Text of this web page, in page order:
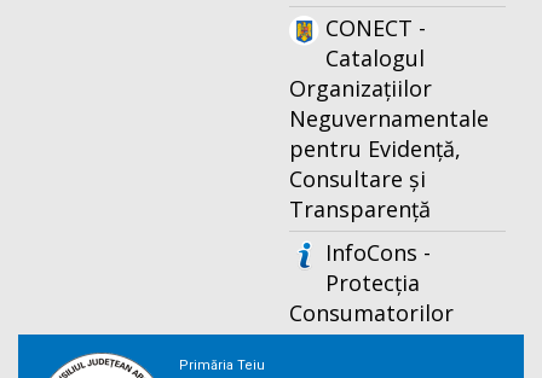
CONECT -
Catalogul
Organizațiilor
Neguvernamentale
pentru Evidență,
Consultare și
Transparență
InfoCons -
Protecția
Consumatorilor
Primăria Teiu